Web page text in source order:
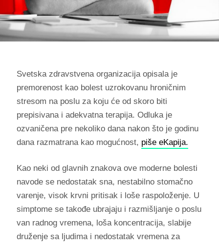
Svetska zdravstvena organizacija opisala je
premorenost kao bolest uzrokovanu hroničnim
stresom na poslu za koju će od skoro biti
prepisivana i adekvatna terapija. Odluka je
ozvaničena pre nekoliko dana nakon što je godinu
dana razmatrana kao mogućnost, piše eKapija.
Kao neki od glavnih znakova ove moderne bolesti
navode se nedostatak sna, nestabilno stomačno
varenje, visok krvni pritisak i loše raspoloženje. U
simptome se takođe ubrajaju i razmišljanje o poslu
van radnog vremena, loša koncentracija, slabije
druženje sa ljudima i nedostatak vremena za